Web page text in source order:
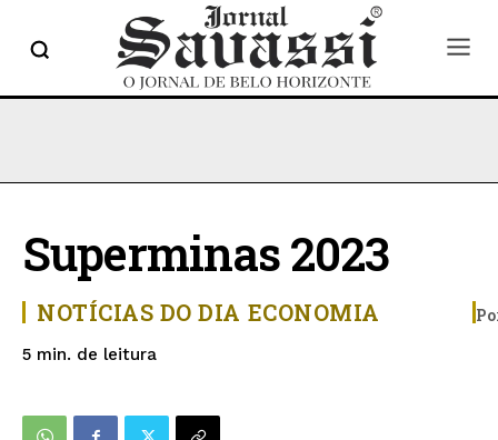
Superminas 2023
NOTÍCIAS DO DIA ECONOMIA
5 min. de leitura